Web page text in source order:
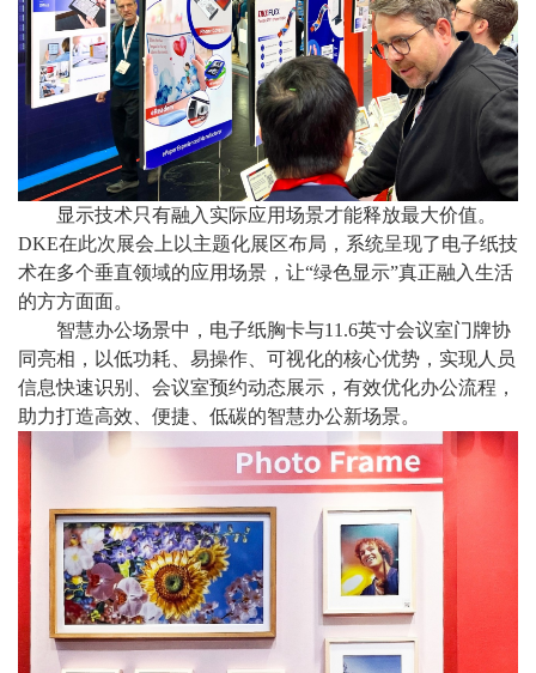
显示技术只有融入实际应用场景才能释放最大价值。
DKE在此次展会上以主题化展区布局，系统呈现了电子纸技
术在多个垂直领域的应用场景，让“绿色显示”真正融入生活
的方方面面。
智慧办公场景中，电子纸胸卡与11.6英寸会议室门牌协
同亮相，以低功耗、易操作、可视化的核心优势，实现人员
信息快速识别、会议室预约动态展示，有效优化办公流程，
助力打造高效、便捷、低碳的智慧办公新场景。